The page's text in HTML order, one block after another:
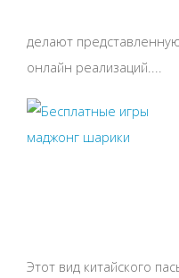
делают
онлайн реализаций....
Этот вид китайского